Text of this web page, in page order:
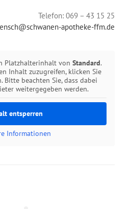
Telefon: 069 – 43 15 25
apotheke-ffm.de
Platzhalterinhalt von Standard.
Inhalt zuzugreifen, klicken Sie
beachten Sie, dass dabei
weitergegeben werden.
entsperren
Informationen